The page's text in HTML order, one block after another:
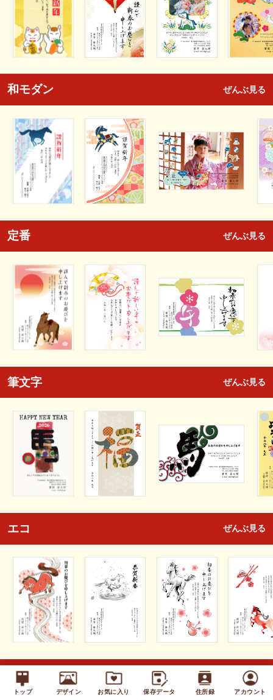
トップ デザイン お気に入り 保存データ 住所録 アカウント
和モダン ぜんぶ見る
定番 ぜんぶ見る
筆文字 ぜんぶ見る
エコ ぜんぶ見る
キッズ ぜんぶ見る